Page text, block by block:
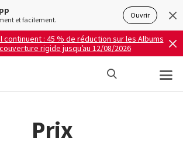
et facilement. Ouvrir
continuent : 45 % de réduction sur les Albums
rigide jusqu’au 12/08/2026
Prix